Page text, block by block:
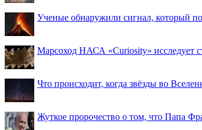
Ученые обнаружили сигнал, который
Марсоход НАСА «Curiosity» исследует
Что происходит, когда звёзды во
Жуткое пророчество о том, что Папа